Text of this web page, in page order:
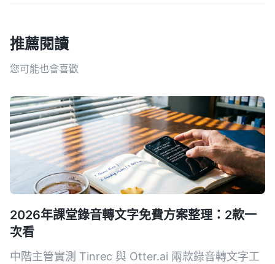
推薦閱讀
您可能也會喜歡
2026年課堂錄音轉文字免費方案整理：2款一
次看
中階主管實測 Tinrec 與 Otter.ai 兩款錄音轉文字工